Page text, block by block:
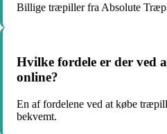
Billige træpiller fra Absolute
Hvilke fordele er der ved
online?
En af fordelene ved at købe
bekvemt.